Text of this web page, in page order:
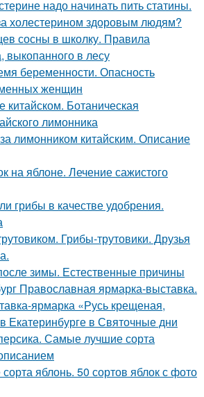
надо начинать пить статины.
холестерином здоровым людям?
сосны в школку. Правила
выкопанного в лесу
беременности. Опасность
женщин
китайском. Ботаническая
лимонника
лимонником китайским. Описание
на яблоне. Лечение сажистого
грибы в качестве удобрения.
Грибы-трутовики. Друзья
зимы. Естественные причины
Православная ярмарка-выставка.
ярмарка «Русь крещеная,
Екатеринбурге в Святочные дни
Самые лучшие сорта
яблонь. 50 сортов яблок с фото